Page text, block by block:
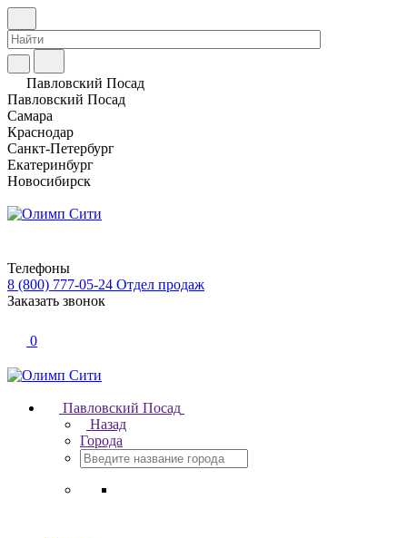
Павловский Посад
Павловский Посад
Самара
Краснодар
Санкт-Петербург
Екатеринбург
Новосибирск
Телефоны
8 (800) 777-05-24 Отдел продаж
Заказать звонок
0
Павловский Посад
Назад
Города